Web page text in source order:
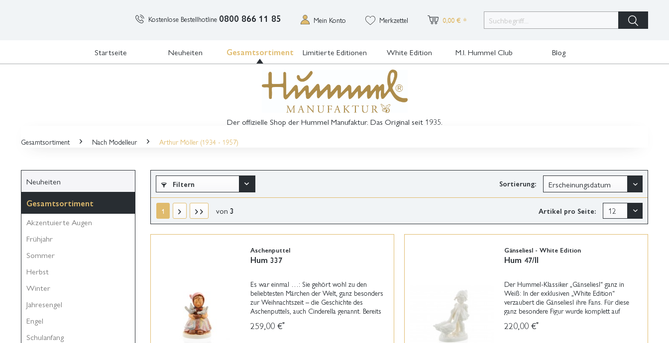
Kostenlose Bestellhotline 0800 866 11 85 Mein Konto Merkzettel 0,00 € *
Startseite Neuheiten Gesamtsortiment Limitierte Editionen White Edition M.I. Hummel Club Blog
Der offizielle Shop der Hummel Manufaktur. Das Original seit 1935.
Gesamtsortiment Nach Modelleur Arthur Möller (1934 - 1957)
Neuheiten
Gesamtsortiment
Akzentuierte Augen
Frühjahr
Sommer
Herbst
Winter
Jahresengel
Engel
Schulanfang
Filtern Sortierung:
1 von 3 Artikel pro Seite:
Aschenputtel
Hum 337
Es war einmal …: Sie gehört wohl zu den
beliebtesten Märchen der Welt, ganz besonders
zur Weihnachtszeit – die Geschichte des
Aschenputtels, auch Cinderella genannt. Bereits
1812 veröffentlichten die Gebrüder Grimm die
Mär von dem...
259,00 €*
Gänseliesl - White Edition
Hum 47/II
Der Hummel-Klassiker „Gänseliesl“ ganz in
Weiß: In der exklusiven „White Edition“
verzaubert die Gänseliesl ihre Fans. Für diese
ganz besondere Figur wurde komplett auf
Farbgebung verzichtet – das Charakteristikum
dieser Linie. Doch auch...
220,00 €*